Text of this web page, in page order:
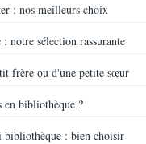
: nos meilleurs choix
notre sélection rassurante
frère ou d'une petite sœur
en bibliothèque ?
bibliothèque : bien choisir